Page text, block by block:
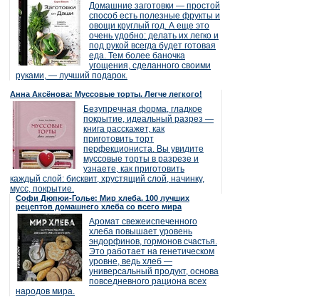
Домашние заготовки — простой
способ есть полезные фрукты и
овощи круглый год. А еще это
очень удобно: делать их легко и
под рукой всегда будет готовая
еда. Тем более баночка
угощения, сделанного своими
руками, — лучший подарок.
Анна Аксёнова: Муссовые торты. Легче легкого!
Безупречная форма, гладкое
покрытие, идеальный разрез —
книга расскажет, как
приготовить торт
перфекциониста. Вы увидите
муссовые торты в разрезе и
узнаете, как приготовить
каждый слой: бисквит, хрустящий слой, начинку,
мусс, покрытие.
Софи Дюпюи-Голье: Мир хлеба. 100 лучших
рецептов домашнего хлеба со всего мира
Аромат свежеиспеченного
хлеба повышает уровень
эндорфинов, гормонов счастья.
Это работает на генетическом
уровне, ведь хлеб —
универсальный продукт, основа
повседневного рациона всех
народов мира.